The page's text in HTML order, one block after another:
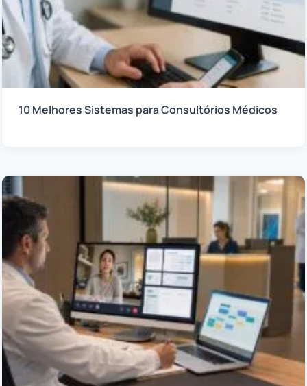
10 Melhores Sistemas para Consultórios Médicos